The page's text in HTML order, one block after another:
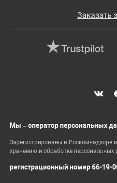
Заказать
Мы – оператор персональных
Зарегистрированы в Роскомнадзоре
хранению и обработке персональных
регистрационный номер 66-19-